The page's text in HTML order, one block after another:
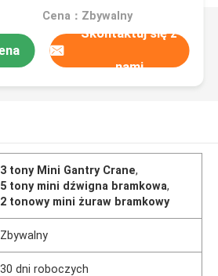
Cena：Zbywalny
Skontaktuj się z
nami
3 tony Mini Gantry Crane,
5 tony mini dźwigna bramkowa,
2 tonowy mini żuraw bramkowy
Zbywalny
30 dni roboczych